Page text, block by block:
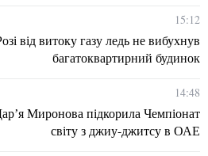
15:12
від витоку газу ледь не вибухнув
багатоквартирний будинок
14:48
Миронова підкорила Чемпіонат
світу з джиу-джитсу в ОАЕ